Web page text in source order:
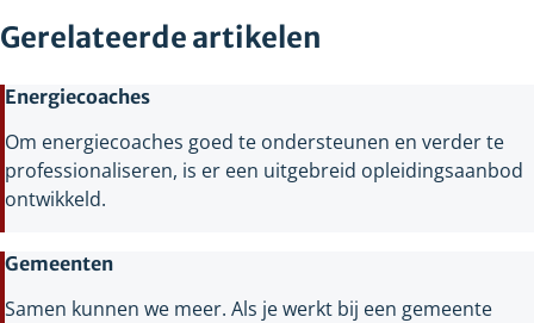
Gerelateerde artikelen
Energiecoaches
Om energiecoaches goed te ondersteunen en verder te
professionaliseren, is er een uitgebreid opleidingsaanbod
ontwikkeld.
Gemeenten
Samen kunnen we meer. Als je werkt bij een gemeente